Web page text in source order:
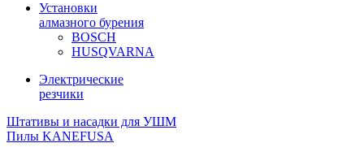
Установки
алмазного бурения
BOSCH
HUSQVARNA
Электрические
резчики
Штативы и насадки для УШМ
Пилы KANEFUSA